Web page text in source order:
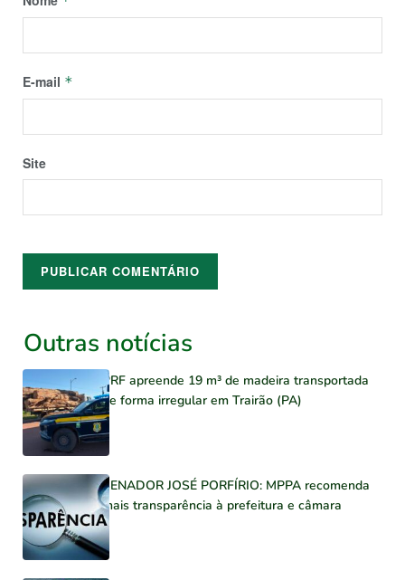
E-mail *
Site
Outras notícias
PRF apreende 19 m³ de madeira transportada
de forma irregular em Trairão (PA)
SENADOR JOSÉ PORFÍRIO: MPPA recomenda
mais transparência à prefeitura e câmara